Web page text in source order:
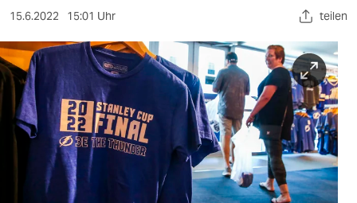
berlin
nord
wahrheit
verlag
veranstaltungen
15.6.2022 15:01 Uhr teilen